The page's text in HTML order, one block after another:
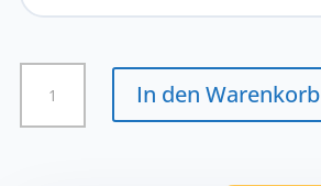
Rinderhaltung
In den Warenkorb